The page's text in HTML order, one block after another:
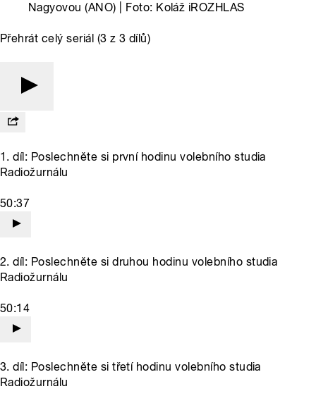
Nagyovou (ANO) | Foto: Koláž iROZHLAS
Přehrát celý seriál (3 z 3 dílů)
1. díl: Poslechněte si první hodinu volebního studia
Radiožurnálu
50:37
2. díl: Poslechněte si druhou hodinu volebního studia
Radiožurnálu
50:14
3. díl: Poslechněte si třetí hodinu volebního studia
Radiožurnálu